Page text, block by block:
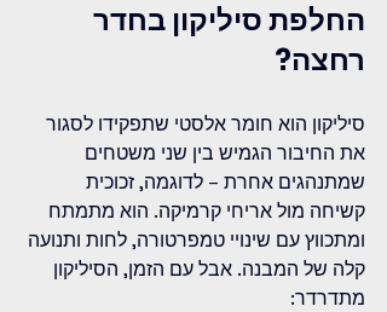
החלפת סיליקון בחדר
רחצה?
סיליקון הוא חומר אלסטי שתפקידו לסגור
את החיבור הגמיש בין שני משטחים
שמתנהגים אחרת – לדוגמה, זכוכית
קשיחה מול אריחי קרמיקה. הוא מתמתח
ומתכווץ עם שינויי טמפרטורה, לחות ותנועה
קלה של המבנה. אבל עם הזמן, הסיליקון
מתדרדר: